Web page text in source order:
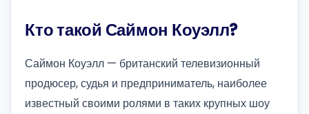
Кто такой Саймон Коуэлл?
Саймон Коуэлл — британский телевизионный
продюсер, судья и предприниматель, наиболее
известный своими ролями в таких крупных шоу